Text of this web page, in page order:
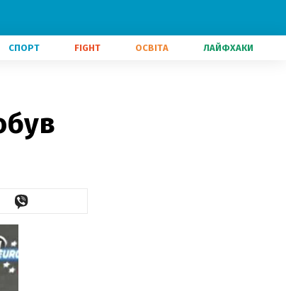
СПОРТ FIGHT ОСВІТА ЛАЙФХАКИ